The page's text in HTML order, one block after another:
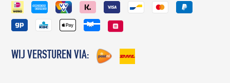
WIJ VERSTUREN VIA: